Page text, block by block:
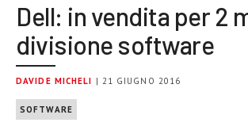
Dell: in vendita per 2
divisione software
DAVIDE MICHELI | 21 GIUGNO 2016
SOFTWARE